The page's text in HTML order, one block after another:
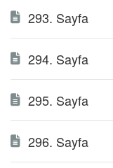
293. Sayfa
294. Sayfa
295. Sayfa
296. Sayfa